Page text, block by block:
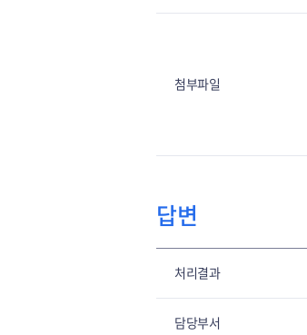
첨부파일
답변
처리결과
담당부서